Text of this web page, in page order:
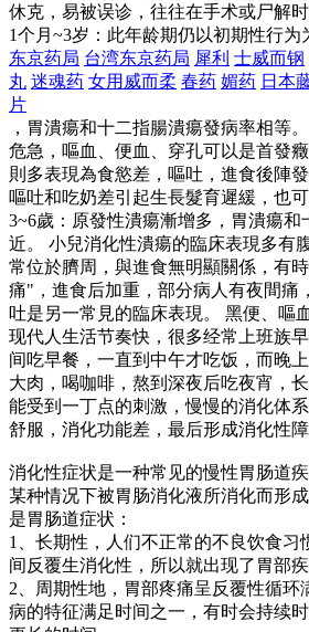
休克，易被误诊，往往在手术或尸解时
1个月~3岁：此年龄期仍以初期性行为
东京药局 台湾东京药局 犀利 士威而钢
丸 迷魂药 女用威而柔 春药 媚药 日本
片
，胃潰瘍和十二指腸潰瘍發病率相等
危急，嘔血、便血、穿孔可以是首發
則多表現為食慾差，嘔吐，進食後陣
嘔吐和吃奶差引起生長髮育遲緩，也
3~6歲：原發性潰瘍漸增多，胃潰瘍和
近。 小兒消化性潰瘍的臨床表現多有
常位於臍周，與進食無明顯關係，有
痛"，進食后加重，部分病人有夜間痛
吐是另一常見的臨床表現。 黑便、嘔
现代人生活节奏快，很多经常上班族
间吃早餐，一直到中午才吃饭，而晚
大肉，喝咖啡，熬到深夜后吃夜宵，
能受到一丁点的刺激，慢慢的消化体
舒服，消化功能差，最后形成消化性障
消化性症状是一种常见的慢性胃肠道
某种情况下被胃肠消化液所消化而形
是胃肠道症状：
1、长期性，人们不正常的不良饮食习
间反覆生消化性，所以就出现了胃部
2、周期性地，胃部疼痛呈反覆性循环
病的特征满足时间之一，有时会持续